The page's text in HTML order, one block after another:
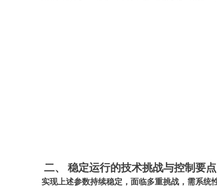
二、 稳定运行的技术挑战与控制要点
实现上述参数持续稳定，面临多重挑战，需系统